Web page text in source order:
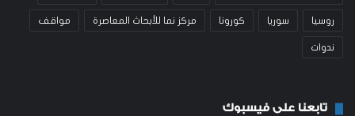
روسيا سوريا كورونا مركز نما للأبحاث المعاصرة مواقف
ندوات
تابعنا على فيسبوك